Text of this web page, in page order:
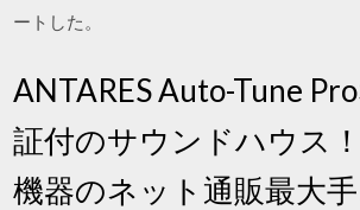
ートした。
ANTARES Auto-Tune
証付のサウンドハウス
機器のネット通販最大